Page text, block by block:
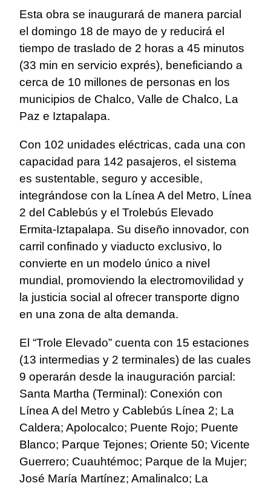
Esta obra se inaugurará de manera parcial
el domingo 18 de mayo de y reducirá el
tiempo de traslado de 2 horas a 45 minutos
(33 min en servicio exprés), beneficiando a
cerca de 10 millones de personas en los
municipios de Chalco, Valle de Chalco, La
Paz e Iztapalapa.
Con 102 unidades eléctricas, cada una con
capacidad para 142 pasajeros, el sistema
es sustentable, seguro y accesible,
integrándose con la Línea A del Metro, Línea
2 del Cablebús y el Trolebús Elevado
Ermita-Iztapalapa. Su diseño innovador, con
carril confinado y viaducto exclusivo, lo
convierte en un modelo único a nivel
mundial, promoviendo la electromovilidad y
la justicia social al ofrecer transporte digno
en una zona de alta demanda.
El “Trole Elevado” cuenta con 15 estaciones
(13 intermedias y 2 terminales) de las cuales
9 operarán desde la inauguración parcial:
Santa Martha (Terminal): Conexión con
Línea A del Metro y Cablebús Línea 2; La
Caldera; Apolocalco; Puente Rojo; Puente
Blanco; Parque Tejones; Oriente 50; Vicente
Guerrero; Cuauhtémoc; Parque de la Mujer;
José María Martínez; Amalinalco; La